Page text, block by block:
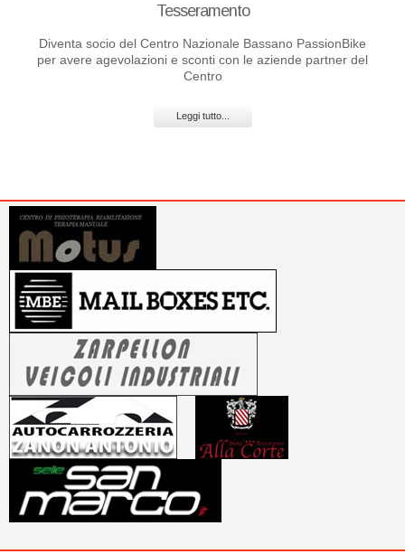
Tesseramento
Diventa socio del Centro Nazionale Bassano PassionBike
per avere agevolazioni e sconti con le aziende partner del
Centro
Leggi tutto...